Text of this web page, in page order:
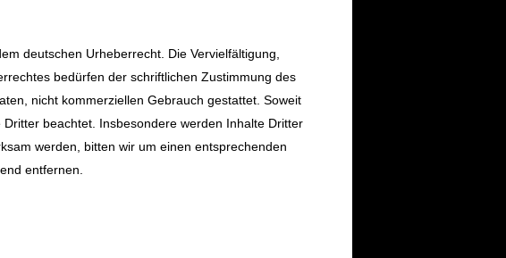
deutschen Urheberrecht. Die Vervielfältigung,
bedürfen der schriftlichen Zustimmung des
nicht kommerziellen Gebrauch gestattet. Soweit
beachtet. Insbesondere werden Inhalte Dritter
werden, bitten wir um einen entsprechenden
entfernen.